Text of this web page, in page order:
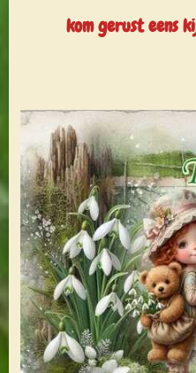
kom gerust eens